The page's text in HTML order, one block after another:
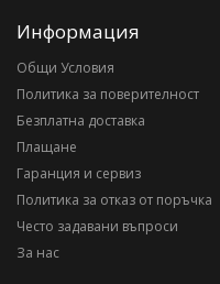
Информация
Общи Условия
Политика за поверителност
Безплатна доставка
Плащане
Гаранция и сервиз
Политика за отказ от поръчка
Често задавани въпроси
За нас